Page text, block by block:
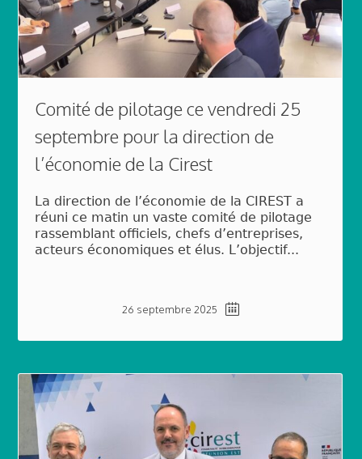
Comité de pilotage ce vendredi 25
septembre pour la direction de
l’économie de la Cirest
La direction de l’économie de la CIREST a
réuni ce matin un vaste comité de pilotage
rassemblant officiels, chefs d’entreprises,
acteurs économiques et élus. L’objectif...
26 septembre 2025